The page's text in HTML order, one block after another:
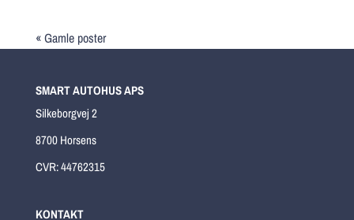
« Gamle poster
SMART AUTOHUS APS
Silkeborgvej 2
8700 Horsens
CVR: 44762315
KONTAKT